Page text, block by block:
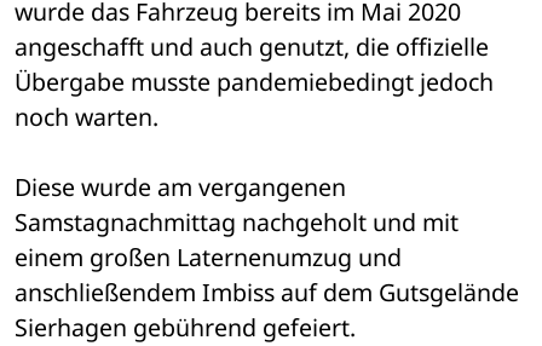
wurde das Fahrzeug bereits im Mai 2020
angeschafft und auch genutzt, die offizielle
Übergabe musste pandemiebedingt jedoch
noch warten.
Diese wurde am vergangenen
Samstagnachmittag nachgeholt und mit
einem großen Laternenumzug und
anschließendem Imbiss auf dem Gutsgelände
Sierhagen gebührend gefeiert.